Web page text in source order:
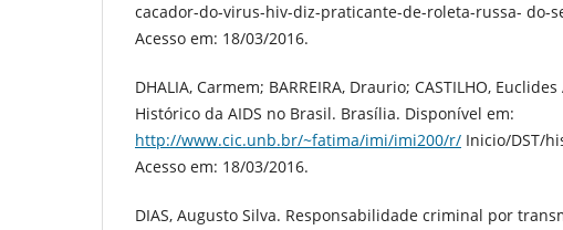
cacador-do-virus-hiv-diz-praticante-de-roleta-russa- do-
Acesso em: 18/03/2016.
DHALIA, Carmem; BARREIRA, Draurio; CASTILHO,
Histórico da AIDS no Brasil. Brasília. Disponível em:
http://www.cic.unb.br/~fatima/imi/imi200/r/ Inicio/DST/
Acesso em: 18/03/2016.
DIAS, Augusto Silva. Responsabilidade criminal por